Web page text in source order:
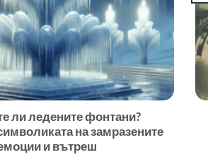
ли ледените фонтани?
на замразените
и вътреш